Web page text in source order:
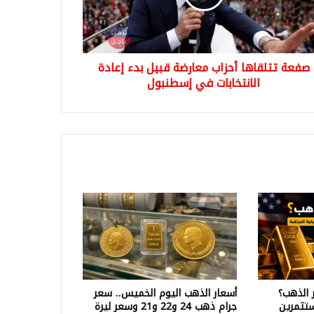
صفعة تتلقاها أحزاب معارضة قبيل بدء إعادة
الانتخابات في إسطنبول
الذهب؟ أسعار الذهب اليوم الخميس.. سعر
جرام ذهب 24 و22 و21 وسعر ليرة